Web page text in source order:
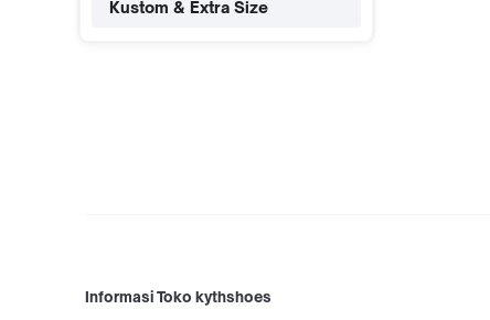
Kustom & Extra Size
Informasi Toko kythshoes